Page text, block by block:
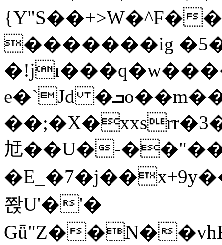
{Y"S��+>W�^F�
�������ig
e�`Jd �ܒo��m��1��d|
㝼��U�-
쫝U'�'�
Gǖ"Z��N�